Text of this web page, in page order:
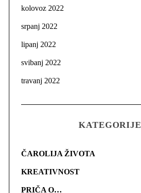
kolovoz 2022
srpanj 2022
lipanj 2022
svibanj 2022
travanj 2022
KATEGORIJE
ČAROLIJA ŽIVOTA
KREATIVNOST
PRIČA O…